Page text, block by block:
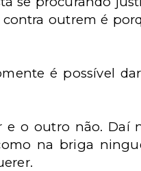
outrem é
é possível
e o outro não. Daí
na briga